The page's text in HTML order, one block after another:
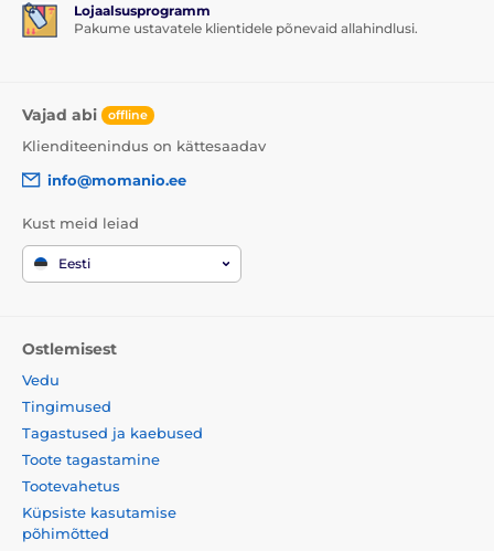
Lojaalsusprogramm
Pakume ustavatele klientidele põnevaid allahindlusi.
Vajad abi offline
Klienditeenindus on kättesaadav
info@momanio.ee
Kust meid leiad
Eesti
Ostlemisest
Vedu
Tingimused
Tagastused ja kaebused
Toote tagastamine
Tootevahetus
Küpsiste kasutamise
põhimõtted